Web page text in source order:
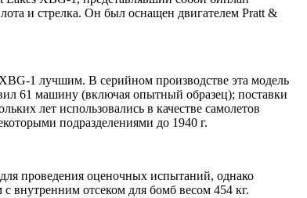
и стрелка. Он был оснащен двигателем Pratt &
1 лучшим. В серийном производстве эта модель
61 машину (включая опытный образец); поставки
лет использовались в качестве самолетов
подразделениями до 1940 г.
проведения оценочных испытаний, однако
внутренним отсеком для бомб весом 454 кг.